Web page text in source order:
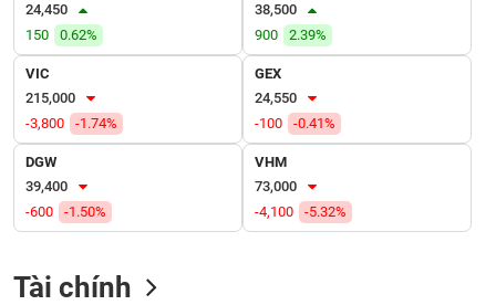
24,450
150
0.62%
38,500
900
2.39%
VIC
215,000
-3,800
-1.74%
GEX
24,550
-100
-0.41%
DGW
39,400
-600
-1.50%
VHM
73,000
-4,100
-5.32%
Tài chính
BẤT
ĐỘNG
SẢN
Mã
chứng
khoán
(-)
Tất cả Cổ phiếu